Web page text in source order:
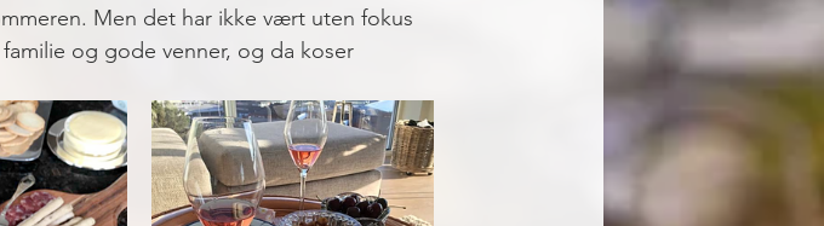
Men det har ikke vært uten fokus
og gode venner, og da koser